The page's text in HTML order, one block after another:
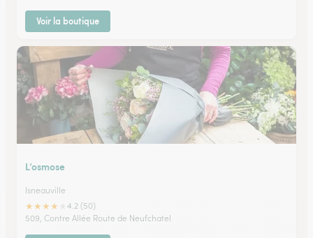
Voir la boutique
L’osmose
Isneauville
★★★★
4.2 (50)
509, Contre Allée Route de Neufchatel